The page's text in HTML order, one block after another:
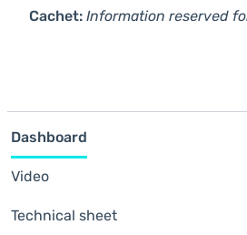
Cachet: Information reserved
Dashboard
Video
Technical sheet